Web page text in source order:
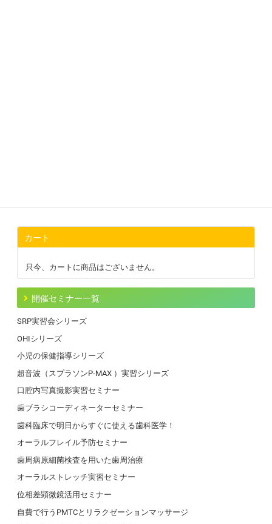
カート
只今、カートに商品はございません。
開催セミナー一覧
SRP実習会シリーズ
OHIシリーズ
小児の保健指導シリーズ
超音波（スプラソンP-MAX ）実習シリーズ
口腔内写真撮影実習セミナー
歯ブラシコーディネーターセミナー
歯科臨床で明日からすぐに使える歯科医学！
オーラルフレイル予防セミナー
歯周病原細菌検査を用いた歯周治療
オーラルストレッチ実習セミナー
位相差顕微鏡活用セミナー
自費で行うPMTCとリラクゼーションマッサージ